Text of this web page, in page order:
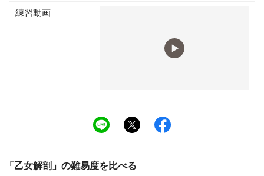
練習動画
「 乙女解剖 」の難易度を比べる